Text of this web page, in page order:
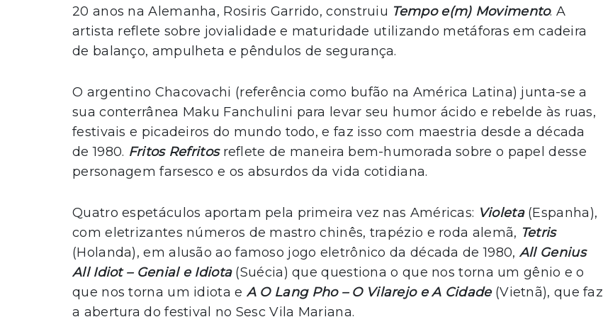
20 anos na Alemanha, Rosiris Garrido, construiu Tempo e(m) Movimento. A
artista reflete sobre jovialidade e maturidade utilizando metáforas em cadeira
de balanço, ampulheta e pêndulos de segurança.
O argentino Chacovachi (referência como bufão na América Latina) junta-se a
sua conterrânea Maku Fanchulini para levar seu humor ácido e rebelde às ruas,
festivais e picadeiros do mundo todo, e faz isso com maestria desde a década
de 1980. Fritos Refritosreflete de maneira bem-humorada sobre o papel desse
personagem farsesco e os absurdos da vida cotidiana.
Quatro espetáculos aportam pela primeira vez nas Américas: Violeta(Espanha),
com eletrizantes números de mastro chinês, trapézio e roda alemã, Tetris
(Holanda), em alusão ao famoso jogo eletrônico da década de 1980, All Genius
All Idiot – Genial e Idiota(Suécia) que questiona o que nos torna um gênio e o
que nos torna um idiota e A O Lang Pho – O Vilarejo e A Cidade(Vietnã), que faz
a abertura do festival no Sesc Vila Mariana.